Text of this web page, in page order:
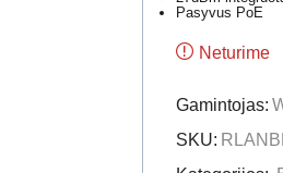
Pasyvus PoE
Neturime
Gamintojas:
SKU: